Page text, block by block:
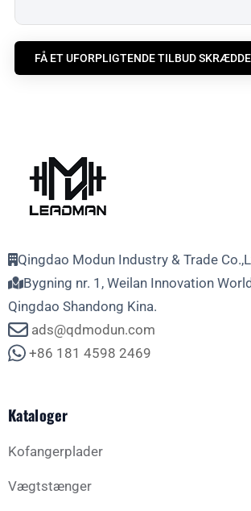
FÅ ET UFORPLIGTENDE TILBUD
Qingdao Modun Industry & Trade
Bygning nr. 1, Weilan Innovation
Qingdao Shandong Kina.
ads@qdmodun.com
+86 181 4598 2469
Kataloger
Kofangerplader
Vægtstænger